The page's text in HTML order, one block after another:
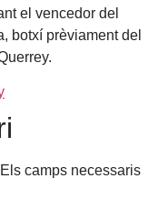
el vencedor del
botxí prèviament del
Els camps necessaris